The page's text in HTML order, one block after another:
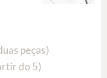
peças)
do 5)